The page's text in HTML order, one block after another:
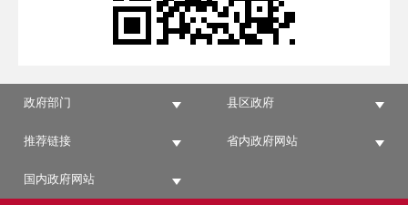
政府部门 县区政府
推荐链接 省内政府网站
国内政府网站